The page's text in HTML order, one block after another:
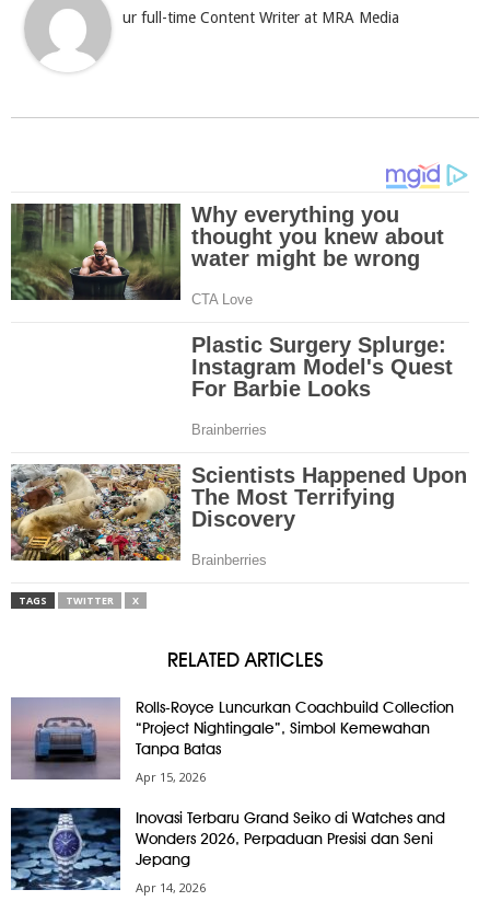
ur full-time Content Writer at MRA Media
TAGS TWITTER X
RELATED ARTICLES
Rolls-Royce Luncurkan Coachbuild Collection
“Project Nightingale”, Simbol Kemewahan
Tanpa Batas
Apr 15, 2026
Inovasi Terbaru Grand Seiko di Watches and
Wonders 2026, Perpaduan Presisi dan Seni
Jepang
Apr 14, 2026